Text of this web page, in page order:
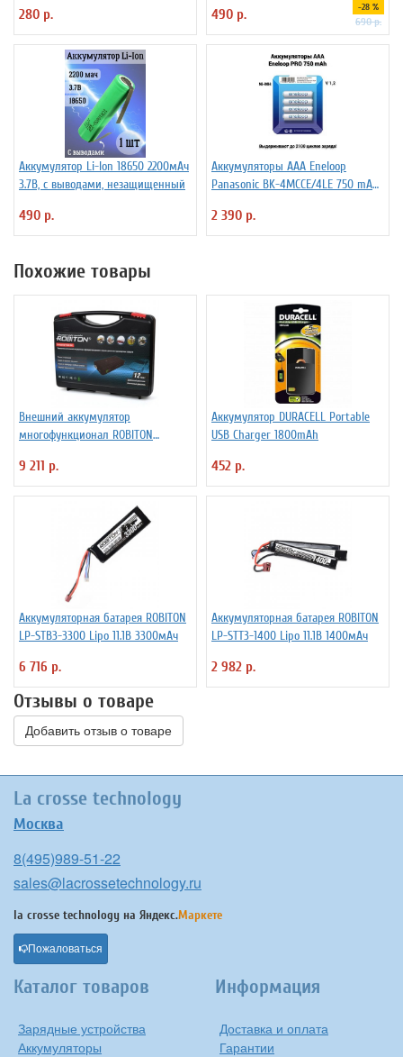
280 р. 490 р. -28 %
690 р.
Аккумулятор Li-Ion 18650 2200мАч
3.7В, с выводами, незащищенный
490 р.
Аккумуляторы ААА Еneloop
Panasonic BK-4MCCE/4LE 750 mAh
2 390 р.
Похожие товары
Внешний аккумулятор
многофункционал ROBITON
9 211 р.
Аккумулятор DURACELL Portable
USB Charger 1800mAh
452 р.
Аккумуляторная батарея ROBITON
LP-STB3-3300 Lipo 11.1В 3300мАч
6 716 р.
Аккумуляторная батарея ROBITON
LP-STT3-1400 Lipo 11.1В 1400мАч
2 982 р.
Отзывы о товаре
Добавить отзыв о товаре
La crosse technology
Москва
8(495)989-51-22
sales@lacrossetechnology.ru
la crosse technology на Яндекс.Маркете
Пожаловаться
Каталог товаров
Зарядные устройства
Аккумуляторы
Информация
Доставка и оплата
Гарантии